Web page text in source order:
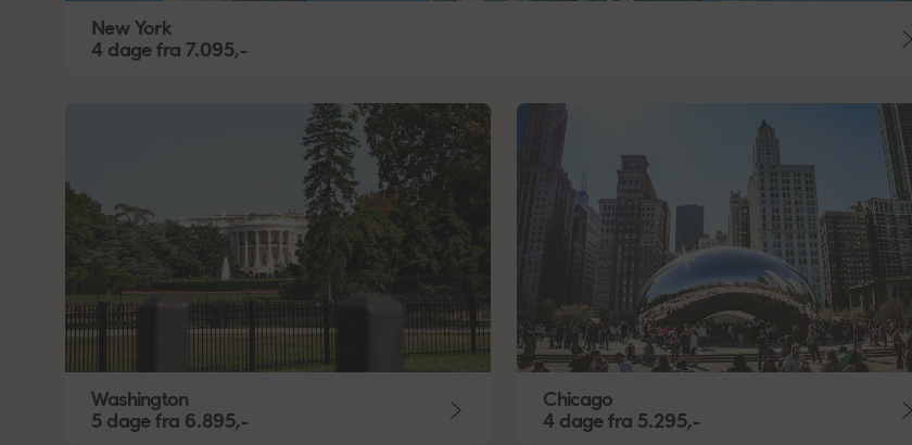
New York
4 dagefra 7.095,-
Washington
5 dagefra 6.895,-
Chicago
4 dagefra 5.295,-